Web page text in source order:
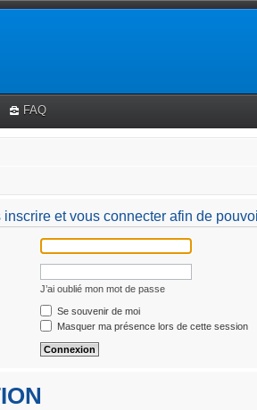
FAQ
et vous connecter afin de
J’ai oublié mon mot de passe
Se souvenir de moi
Masquer ma présence lors de cette session